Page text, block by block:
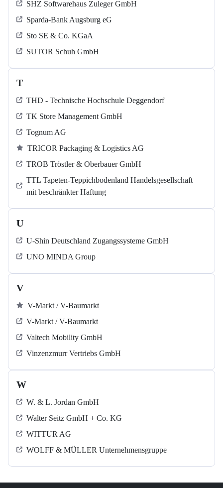
SHZ Softwarehaus Zuleger GmbH
Sparda-Bank Augsburg eG
Sto SE & Co. KGaA
SUTOR Schuh GmbH
T
THD - Technische Hochschule Deggendorf
TK Store Management GmbH
Tognum AG
TRICOR Packaging & Logistics AG
TROB Tröstler & Oberbauer GmbH
TTL Tapeten-Teppichbodenland Handelsgesellschaft
mit beschränkter Haftung
U
U-Shin Deutschland Zugangssysteme GmbH
UNO MINDA Group
V
V-Markt / V-Baumarkt
V-Markt / V-Baumarkt
Valtech Mobility GmbH
Vinzenzmurr Vertriebs GmbH
W
W. & L. Jordan GmbH
Walter Seitz GmbH + Co. KG
WITTUR AG
WOLFF & MÜLLER Unternehmensgruppe